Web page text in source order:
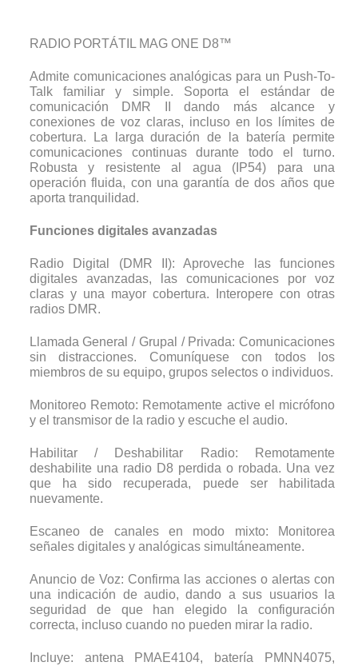
RADIO PORTÁTIL MAG ONE D8™
Admite comunicaciones analógicas para un Push-To-
Talk familiar y simple. Soporta el estándar de
comunicación DMR II dando más alcance y
conexiones de voz claras, incluso en los límites de
cobertura. La larga duración de la batería permite
comunicaciones continuas durante todo el turno.
Robusta y resistente al agua (IP54) para una
operación fluida, con una garantía de dos años que
aporta tranquilidad.
Funciones digitales avanzadas
Radio Digital (DMR II): Aproveche las funciones
digitales avanzadas, las comunicaciones por voz
claras y una mayor cobertura. Interopere con otras
radios DMR.
Llamada General / Grupal / Privada: Comunicaciones
sin distracciones. Comuníquese con todos los
miembros de su equipo, grupos selectos o individuos.
Monitoreo Remoto: Remotamente active el micrófono
y el transmisor de la radio y escuche el audio.
Habilitar / Deshabilitar Radio: Remotamente
deshabilite una radio D8 perdida o robada. Una vez
que ha sido recuperada, puede ser habilitada
nuevamente.
Escaneo de canales en modo mixto: Monitorea
señales digitales y analógicas simultáneamente.
Anuncio de Voz: Confirma las acciones o alertas con
una indicación de audio, dando a sus usuarios la
seguridad de que han elegido la configuración
correcta, incluso cuando no pueden mirar la radio.
Incluye: antena PMAE4104, batería PMNN4075,